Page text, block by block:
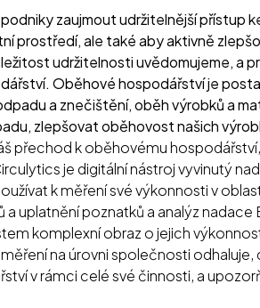
zaujmout udržitelnější přístup
prostředí, ale také aby aktivně
udržitelnosti uvědomujeme, a
Oběhové hospodářství je
a znečištění, oběh výrobků a
zlepšovat oběhovost našich
přechod k oběhovému
je digitální nástroj vyvinutý
k měření své výkonnosti v
a uplatnění poznatků a analýz
komplexní obraz o jejich
na úrovni společnosti
v rámci celé své činnosti, a